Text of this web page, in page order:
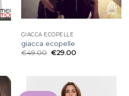
GIACCA ECOPELLE
giacca ecopelle
€49.00 €29.00